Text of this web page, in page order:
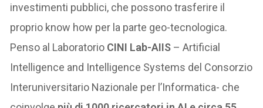
investimenti pubblici, che possono trasferire il
proprio know how per la parte geo-tecnologica.
Penso al Laboratorio CINI Lab-AIIS – Artificial
Intelligence and Intelligence Systems del Consorzio
Interuniversitario Nazionale per l’Informatica- che